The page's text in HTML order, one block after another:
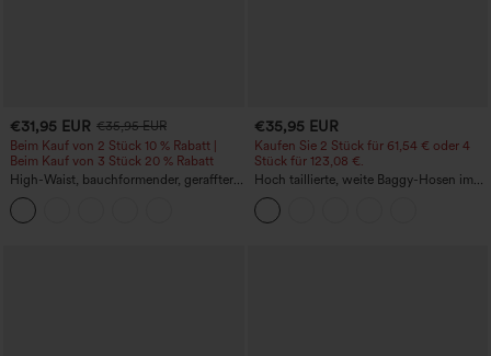
€31,95 EUR €35,95 EUR
Beim Kauf von 2 Stück 10 % Rabatt |
Beim Kauf von 3 Stück 20 % Rabatt
High-Waist, bauchformender, geraffter
Midirock mit geschwungenem Saum, 2-
in-1 Fleece/PU, lässig
€35,95 EUR
Kaufen Sie 2 Stück für 61,54 € oder 4
Stück für 123,08 €.
Hoch taillierte, weite Baggy-Hosen im
Casual-Stil mit Taschen